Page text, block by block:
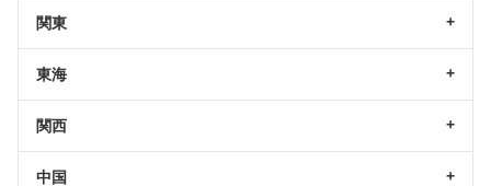
関東
東海
関西
中国